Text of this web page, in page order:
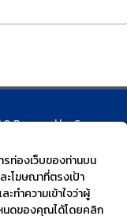
ท่องเว็บของท่านบน
ะโฆษณาที่ตรงเป้า
ะทำความเข้าใจว่าผู้
หนดของคุณได้โดยคลิก
Powered by Course